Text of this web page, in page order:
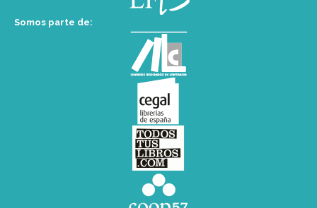
Somos parte de: